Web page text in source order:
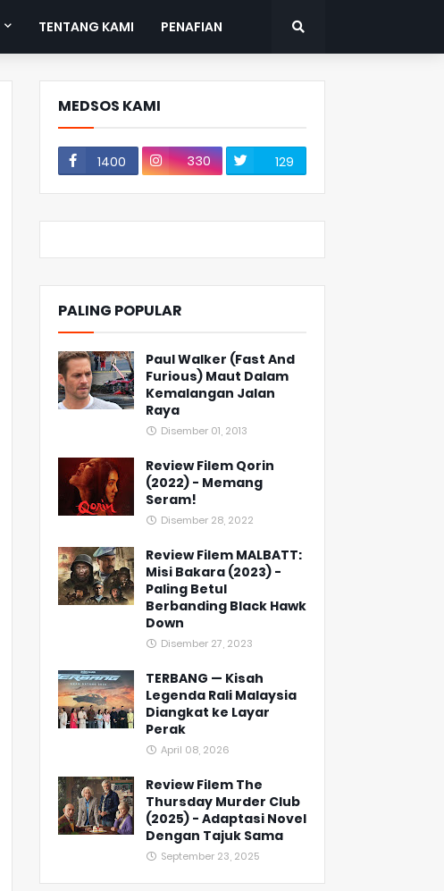
TENTANG KAMI PENAFIAN
MEDSOS KAMI
1400 330 129
PALING POPULAR
Paul Walker (Fast And
Furious) Maut Dalam
Kemalangan Jalan
Raya
Disember 01, 2013
Review Filem Qorin
(2022) - Memang
Seram!
Disember 28, 2022
Review Filem MALBATT:
Misi Bakara (2023) -
Paling Betul
Berbanding Black Hawk
Down
Disember 27, 2023
TERBANG — Kisah
Legenda Rali Malaysia
Diangkat ke Layar
Perak
April 08, 2026
Review Filem The
Thursday Murder Club
(2025) - Adaptasi Novel
Dengan Tajuk Sama
September 23, 2025